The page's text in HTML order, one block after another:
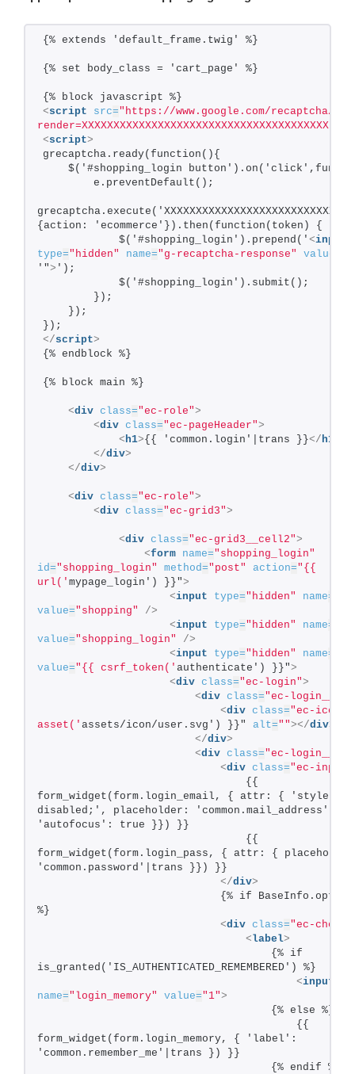
{% extends 'default_frame.twig' %}
{% set body_class = 'cart_page' %}
{% block javascript %}
<script src="https://www.google.com/recaptcha/
render=XXXXXXXXXXXXXXXXXXXXXXXXXXXXXXXXXXXXXXX"
<script>
grecaptcha.ready(function(){
$('#shopping_login
        e.preventDefault();
{action: 'ecommerce'}).then(function(token) {
            $('#shopping_login').prepend('
<input
type="hidden" name="g-recaptcha-response" value
'"> ');
            $('#shopping_login').submit();
        });
    });
});
</script>
{% endblock %}
{% block main %}
<div class="ec-role">
<div class="ec-pageHeader">
< h1>{{ 'common.login'|trans }}</ h1
</div>
</div>
<div class="ec-role">
<div class="ec-grid3">
<div class="ec-grid3__cell2">
<form name="shopping_login"
id="shopping_login" method="post" action="{{
url(' mypage_login') }}">
<input type="hidden" name=
value="shopping"
/>
<input type="hidden" name=
value="shopping_login"
/>
<input type="hidden" name=
value="{{ csrf_token(' authenticate') }}">
<div class="ec-login">
<div class="ec-
<div class="ec-icon"
asset(' assets/icon/user.svg') }}" alt=""></div>
</div>
<div class="ec-
<div class="ec-input"
                                {{
form_widget(form.login_email, { attr: { 'style' :
disabled;', placeholder:
'autofocus': true }}) }}
                                {{
form_widget(form.login_pass, { attr: {
'common.password'|trans }}) }}
</div>
{% if
%}
<div class="ec-
<label>
                                    {% if
is_granted('IS_AUTHENTICATED_REMEMBERED') %}
<input
name="login_memory" value="1">
                                    {% else %}
                                        {{
form_widget(form.login_memory, { 'label':
'common.remember_me'|trans }) }}
                                    {% endif %}